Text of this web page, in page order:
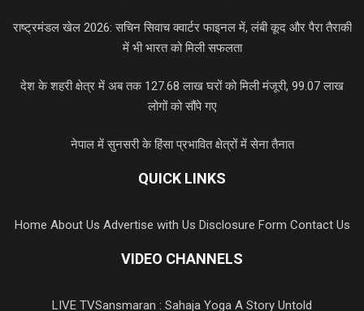
राष्ट्रमंडल खेल 2026: सचिन सिवाच क्वार्टर फाइनल में, लंबी कूद और पैरा तैराकी
में भी भारत को मिली सफलता
देश के शहरी क्षेत्र में अब तक 127.68 लाख घरों को मिली मंजूरी, 99.07 लाख
लोगों को सौंपे गए
नेपाल में सुनसरी के हिंसा प्रभावित क्षेत्रों में सेना तैनात
QUICK LINKS
Home About Us Advertise with Us Disclosure Form Contact Us
VIDEO CHANNELS
LIVE TVSansmaran : Sahaja Yoga A Story Untold